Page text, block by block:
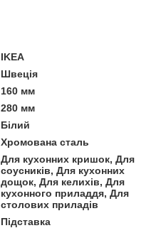
IKEA
Швеція
160 мм
280 мм
Білий
Хромована сталь
Для кухонних кришок, Для
соусників, Для кухонних
дощок, Для келихів, Для
кухонного приладдя, Для
столових приладів
Підставка